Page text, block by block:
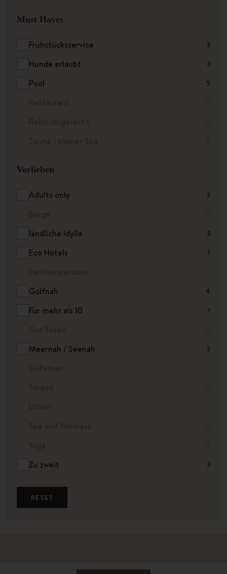
Must Haves
Frühstücksservice 3
Hunde erlaubt 3
Pool 5
Vorlieben
Adults only 2
ländliche Idylle 3
Eco Hotels 1
Golfnah 4
Für mehr als 10 1
Meernah / Seenah 2
Zu zweit 3
RESET